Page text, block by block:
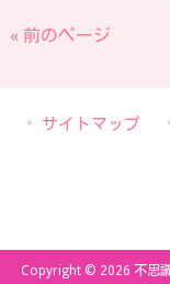
« 前のページ
サイトマップ
Copyright © 2026 不思